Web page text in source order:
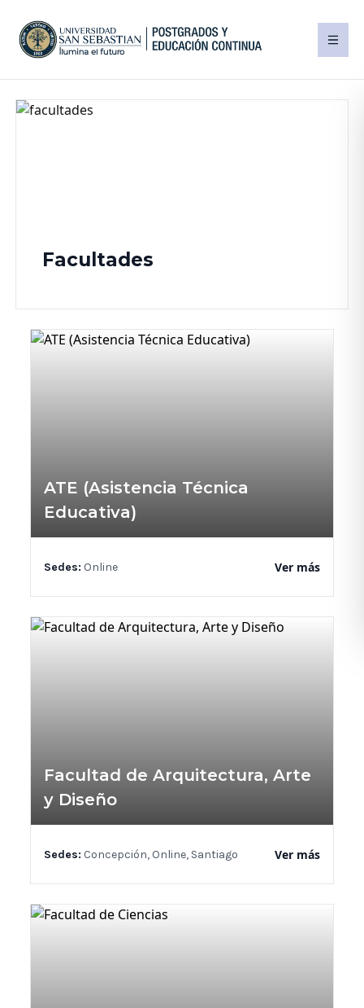
Facultades
ATE (Asistencia Técnica
Educativa)
Sedes: Online Ver más
Facultad de Arquitectura, Arte
y Diseño
Sedes: Concepción, Online, Santiago Ver más